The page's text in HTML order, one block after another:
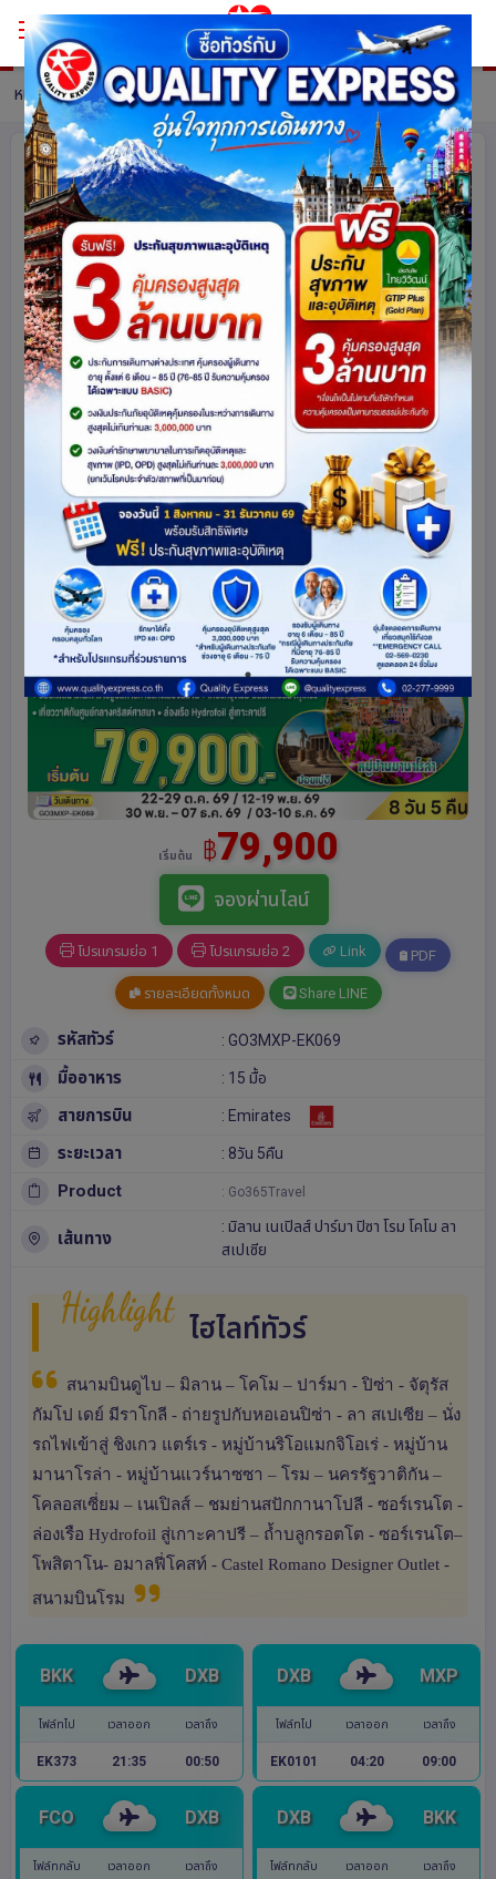
หน้าหลัก ทัวร์ Italy รายละเอียดทัวร์
อิตาลี กลางใต้ สวยไม่ไหว สวยไม่ไหว 8
วัน 5 คืน โดยสายการบิน EMIRATES
(EK)
อิตาลี ยุโรป 1347 share
ดูโปรแกรมทัวร์ รหัสโปรแกรม :16201
เริ่มต้น ฿79,900
จองผ่านไลน์
โปรแกรมย่อ 1 โปรแกรมย่อ 2 Link PDF
รายละเอียดทั้งหมด Share LINE
รหัสทัวร์ : GO3MXP-EK069
มื้ออาหาร : 15 มื้อ
สายการบิน : Emirates
ระยะเวลา : 8วัน 5คืน
Product : Go365Travel
เส้นทาง
: มิลาน เนเปิลส์ ปาร์มา ปิซา โรม โคโม ลา
สเปเซีย
Highlight ไฮไลท์ทัวร์
สนามบินดูไบ – มิลาน – โคโม – ปาร์มา - ปิซ่า - จัตุรัส
กัมโป เดย์ มีราโกลี - ถ่ายรูปกับหอเอนปิซ่า - ลา สเปเซีย – นั่ง
รถไฟเข้าสู่ ชิงเกว แตร์เร - หมู่บ้านริโอแมกจิโอเร่ - หมู่บ้าน
มานาโรล่า - หมู่บ้านแวร์นาซซา – โรม – นครรัฐวาติกัน –
โคลอสเซี่ยม – เนเปิลส์ – ชมย่านสปักกานาโปลี - ซอร์เรนโต -
ล่องเรือ Hydrofoil สู่เกาะคาปรี – ถ้ำบลูกรอตโต - ซอร์เรนโต–
โพสิตาโน- อมาลฟี่โคสท์ - Castel Romano Designer Outlet -
สนามบินโรม
BKK DXB
ไฟล์ทไป เวลาออก เวลาถึง
EK373 21:35 00:50
DXB MXP
ไฟล์ทไป เวลาออก เวลาถึง
EK0101 04:20 09:00
FCO DXB
ไฟล์ทกลับ เวลาออก เวลาถึง
DXB BKK
ไฟล์ทกลับ เวลาออก เวลาถึง